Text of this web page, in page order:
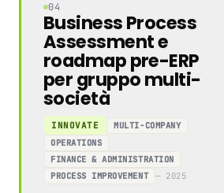
04
Business Process
Assessment e
roadmap pre-ERP
per gruppo multi-
società
INNOVATE
MULTI-COMPANY
OPERATIONS
FINANCE & ADMINISTRATION
PROCESS IMPROVEMENT
— 2025